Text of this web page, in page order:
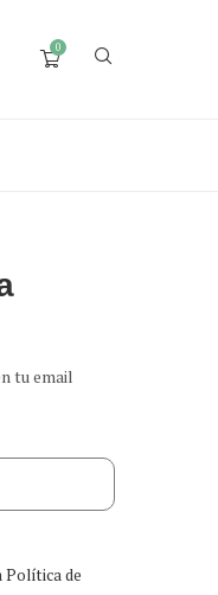
0
tu email
Política de